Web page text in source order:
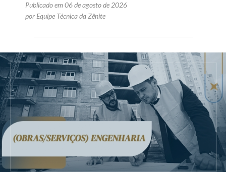
Publicado em 06 de agosto de 2026
por Equipe Técnica da Zênite